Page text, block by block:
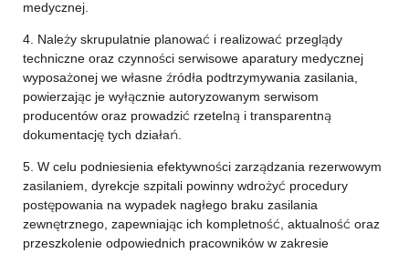
medycznej.
4. Należy skrupulatnie planować i realizować przeglądy
techniczne oraz czynności serwisowe aparatury medycznej
wyposażonej we własne źródła podtrzymywania zasilania,
powierzając je wyłącznie autoryzowanym serwisom
producentów oraz prowadzić rzetelną i transparentną
dokumentację tych działań.
5. W celu podniesienia efektywności zarządzania rezerwowym
zasilaniem, dyrekcje szpitali powinny wdrożyć procedury
postępowania na wypadek nagłego braku zasilania
zewnętrznego, zapewniając ich kompletność, aktualność oraz
przeszkolenie odpowiednich pracowników w zakresie